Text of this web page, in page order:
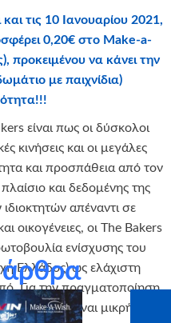
τις 10 Ιανουαρίου 2021,
0,20€ στο Make-a-
να κάνει την
με παιχνίδια)
είναι πως οι δύσκολοι
κινήσεις και οι μεγάλες
και προσπάθεια από τον
και δεδομένης της
ιδιοκτητών απέναντι σε
οικογένειες, οι The Bakers
ενίσχυσης του
Ελλάδος) ως ελάχιστη
Για την πραγματοποίηση
δεν είναι μικρή και
άρθρα